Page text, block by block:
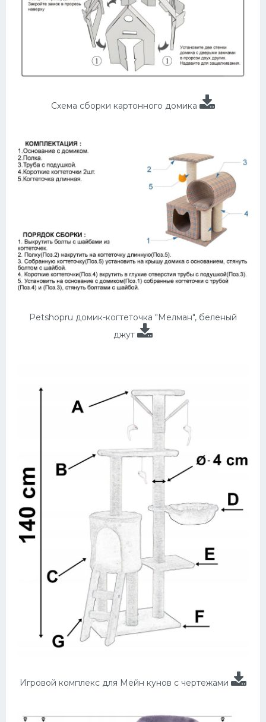
Схема сборки картонного домика
Petshopru домик-когтеточка "Мелман", беленый
джут
Игровой комплекс для Мейн кунов с чертежами